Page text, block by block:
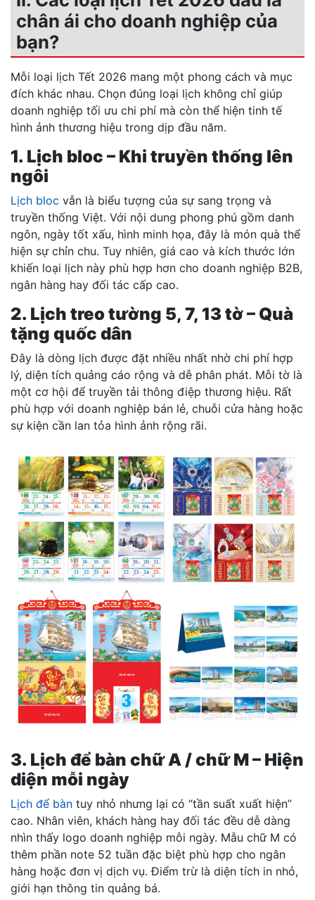
chân ái cho doanh nghiệp của
bạn?
Mỗi loại lịch Tết 2026 mang một phong cách và mục
đích khác nhau. Chọn đúng loại lịch không chỉ giúp
doanh nghiệp tối ưu chi phí mà còn thể hiện tinh tế
hình ảnh thương hiệu trong dịp đầu năm.
1. Lịch bloc – Khi truyền thống lên
ngôi
Lịch bloc vẫn là biểu tượng của sự sang trọng và
truyền thống Việt. Với nội dung phong phú gồm danh
ngôn, ngày tốt xấu, hình minh họa, đây là món quà thể
hiện sự chỉn chu. Tuy nhiên, giá cao và kích thước lớn
khiến loại lịch này phù hợp hơn cho doanh nghiệp B2B,
ngân hàng hay đối tác cấp cao.
2. Lịch treo tường 5, 7, 13 tờ – Quà
tặng quốc dân
Đây là dòng lịch được đặt nhiều nhất nhờ chi phí hợp
lý, diện tích quảng cáo rộng và dễ phân phát. Mỗi tờ là
một cơ hội để truyền tải thông điệp thương hiệu. Rất
phù hợp với doanh nghiệp bán lẻ, chuỗi cửa hàng hoặc
sự kiện cần lan tỏa hình ảnh rộng rãi.
3. Lịch để bàn chữ A / chữ M – Hiện
diện mỗi ngày
Lịch để bàn tuy nhỏ nhưng lại có “tần suất xuất hiện”
cao. Nhân viên, khách hàng hay đối tác đều dễ dàng
nhìn thấy logo doanh nghiệp mỗi ngày. Mẫu chữ M có
thêm phần note 52 tuần đặc biệt phù hợp cho ngân
hàng hoặc đơn vị dịch vụ. Điểm trừ là diện tích in nhỏ,
giới hạn thông tin quảng bá.